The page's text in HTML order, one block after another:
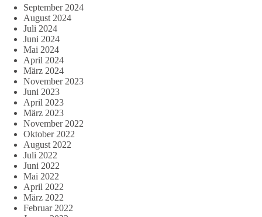
September 2024
August 2024
Juli 2024
Juni 2024
Mai 2024
April 2024
März 2024
November 2023
Juni 2023
April 2023
März 2023
November 2022
Oktober 2022
August 2022
Juli 2022
Juni 2022
Mai 2022
April 2022
März 2022
Februar 2022